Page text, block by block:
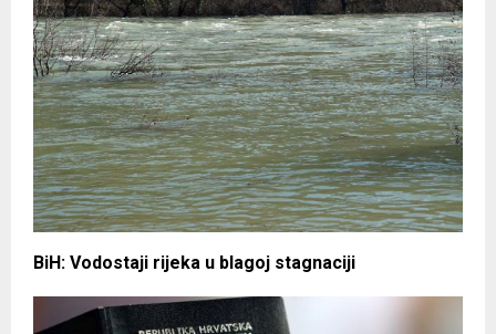
BiH: Vodostaji rijeka u blagoj stagnaciji